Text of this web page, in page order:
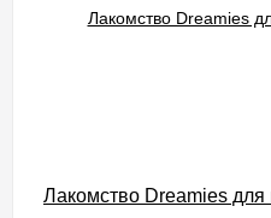
Лакомство Dreamies для